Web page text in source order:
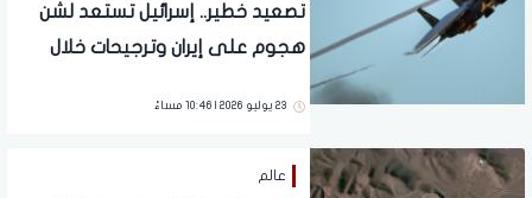
تصعيد خطير.. إسرائيل تستعد لشن
هجوم على إيران وترجيحات خلال
23 يوليو 2026 | 10:46 مساءً
عالم